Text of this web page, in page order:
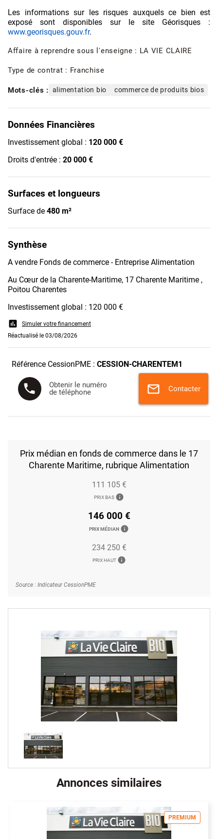
Les informations sur les risques auxquels ce bien est
exposé sont disponibles sur le site Géorisques :
www.georisques.gouv.fr.
Affaire à reprendre sous l'enseigne : LA VIE CLAIRE
Type de contrat : Franchise
Mots-clés : alimentation bio commerce de produits bios
Données Financières
Investissement global : 120 000 €
Droits d'entrée : 20 000 €
Surfaces et longueurs
Surface de 480 m²
Synthèse
A vendre Fonds de commerce - Entreprise Alimentation
Au Cœur de la Charente-Maritime, 17 Charente Maritime ,
Poitou Charentes
Investissement global : 120 000 €
assessment
Simuler votre financement
Réactualisé le 03/08/2026
Référence CessionPME : CESSION-CHARENTEM1
phone
Obtenir le numéro
de téléphone
mail Contacter
Prix médian en fonds de commerce dans le 17
Charente Maritime, rubrique Alimentation
111 105 €
PRIX BAS info
146 000 €
PRIX MÉDIAN info
234 250 €
PRIX HAUT info
Source : Indicateur CessionPME
Annonces similaires
PREMIUM